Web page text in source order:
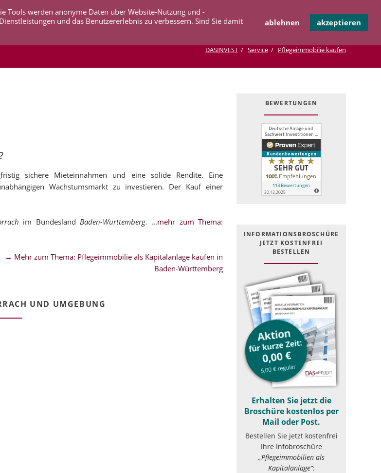
Tools werden anonyme Daten über Website-Nutzung und -
und das Benutzererlebnis zu verbessern. Sind Sie damit
ablehnen akzeptieren
überspringen
UNTERNEHMEN SERVICE KOOPERATION KONTAKT
DASINVEST Service Pflegeimmobilie kaufen
sichere Mieteinnahmen und eine solide Rendite. Eine
Wachstumsmarkt zu investieren. Der Kauf einer
im Bundesland Baden-Württemberg. ...mehr zum Thema:
→ Mehr zum Thema: Pflegeimmobilie als Kapitalanlage kaufen in
Baden-Württemberg
UND UMGEBUNG
BEWERTUNGEN
INFOR­MATIONS­BROSCHÜRE
JETZT KOSTEN­FREI
BESTELLEN
Erhalten Sie jetzt die
Broschüre kostenlos per
Mail oder Post.
Bestellen Sie jetzt kostenfrei
Ihre Infobroschüre
„Pflegeimmobilien als
Kapitalanlage”: